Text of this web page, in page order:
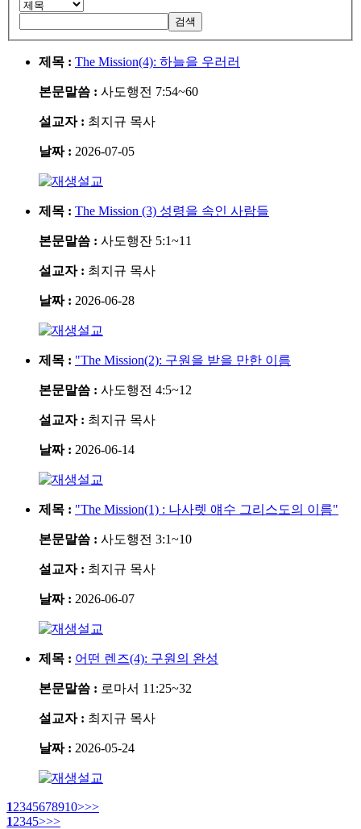
제목 : The Mission(4): 하늘을 우러러
본문말씀 : 사도행전 7:54~60
설교자 : 최지규 목사
날짜 : 2026-07-05
설교
제목 : The Mission (3) 성령을 속인 사람들
본문말씀 : 사도행잔 5:1~11
설교자 : 최지규 목사
날짜 : 2026-06-28
설교
제목 : "The Mission(2): 구원을 받을 만한 이름
본문말씀 : 사도행전 4:5~12
설교자 : 최지규 목사
날짜 : 2026-06-14
설교
제목 : "The Mission(1) : 나사렛 얘수 그리스도의 이름"
본문말씀 : 사도행전 3:1~10
설교자 : 최지규 목사
날짜 : 2026-06-07
설교
제목 : 어떤 렌즈(4): 구원의 완성
본문말씀 : 로마서 11:25~32
설교자 : 최지규 목사
날짜 : 2026-05-24
설교
12345678910>>>
12345>>>